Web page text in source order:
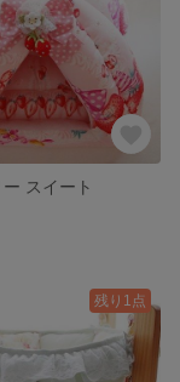
スイート
残り1点